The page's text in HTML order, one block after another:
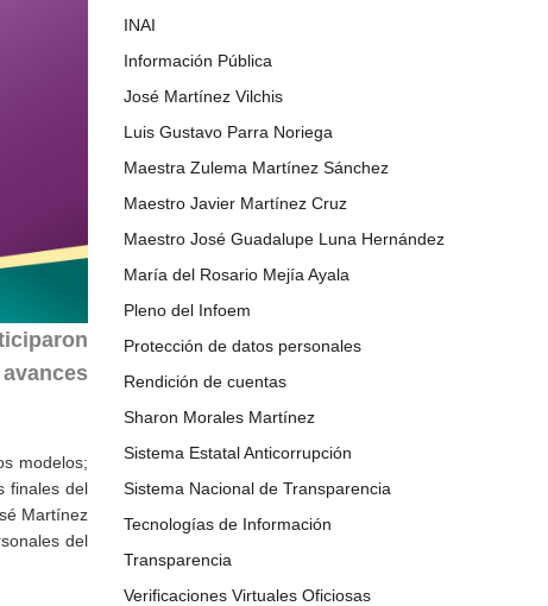
modelos;
finales del
Martínez
del
INAI
Información Pública
José Martínez Vilchis
Luis Gustavo Parra Noriega
Maestra Zulema Martínez Sánchez
Maestro Javier Martínez Cruz
Maestro José Guadalupe Luna Hernández
María del Rosario Mejía Ayala
Pleno del Infoem
Protección de datos personales
Rendición de cuentas
Sharon Morales Martínez
Sistema Estatal Anticorrupción
Sistema Nacional de Transparencia
Tecnologías de Información
Transparencia
Verificaciones Virtuales Oficiosas